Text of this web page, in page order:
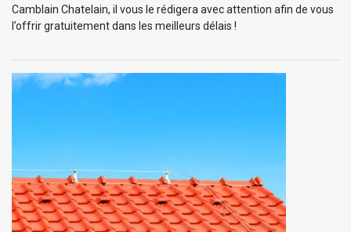
Camblain Chatelain, il vous le rédigera avec attention afin de vous
l’offrir gratuitement dans les meilleurs délais !